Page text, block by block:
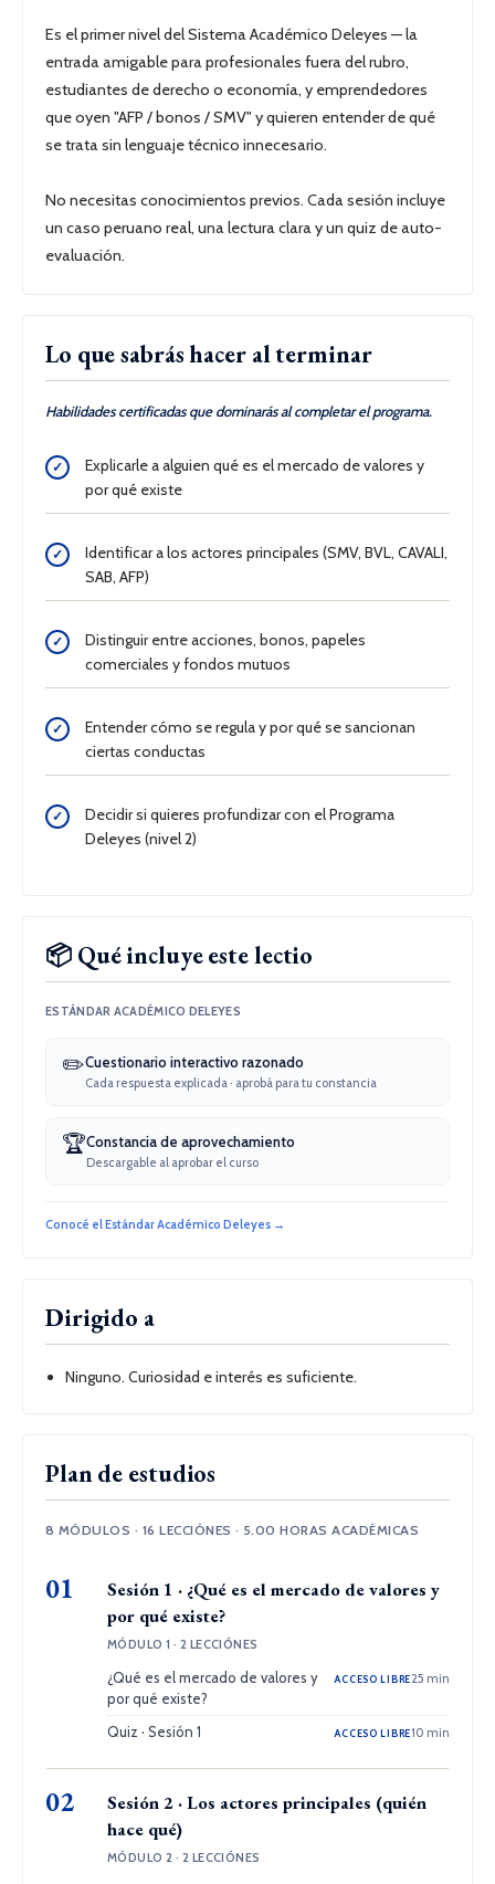
Es el primer nivel del Sistema Académico Deleyes — la
entrada amigable para profesionales fuera del rubro,
estudiantes de derecho o economía, y emprendedores
que oyen "AFP / bonos / SMV" y quieren entender de qué
se trata sin lenguaje técnico innecesario.
No necesitas conocimientos previos. Cada sesión incluye
un caso peruano real, una lectura clara y un quiz de auto-
evaluación.
Lo que sabrás hacer al terminar
Habilidades certificadas que dominarás al completar el programa.
✓
Explicarle a alguien qué es el mercado de valores y
por qué existe
✓
Identificar a los actores principales (SMV, BVL, CAVALI,
SAB, AFP)
✓
Distinguir entre acciones, bonos, papeles
comerciales y fondos mutuos
✓
Entender cómo se regula y por qué se sancionan
ciertas conductas
✓
Decidir si quieres profundizar con el Programa
Deleyes (nivel 2)
📦 Qué incluye este lectio
ESTÁNDAR ACADÉMICO DELEYES
✏️Cuestionario interactivo razonado
Cada respuesta explicada · aprobá para tu constancia
🏆Constancia de aprovechamiento
Descargable al aprobar el curso
Conocé el Estándar Académico Deleyes →
Dirigido a
Ninguno. Curiosidad e interés es suficiente.
Plan de estudios
8 MÓDULOS · 16 LECCIÓNES · 5.00 HORAS ACADÉMICAS
01
Sesión 1 · ¿Qué es el mercado de valores y
por qué existe?
MÓDULO 1 · 2 LECCIÓNES
¿Qué es el mercado de valores y
por qué existe?
ACCESO LIBRE25 min
Quiz · Sesión 1 ACCESO LIBRE10 min
02
Sesión 2 · Los actores principales (quién
hace qué)
MÓDULO 2 · 2 LECCIÓNES